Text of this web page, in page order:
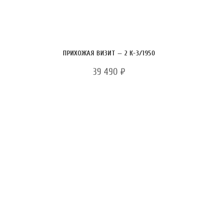
ПРИХОЖАЯ ВИЗИТ — 2 К-3/1950
39 490 ₽